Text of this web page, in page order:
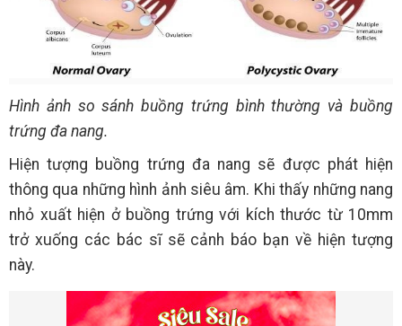
Hình ảnh so sánh buồng trứng bình thường và buồng
trứng đa nang.
Hiện tượng buồng trứng đa nang sẽ được phát hiện
thông qua những hình ảnh siêu âm. Khi thấy những nang
nhỏ xuất hiện ở buồng trứng với kích thước từ 10mm
trở xuống các bác sĩ sẽ cảnh báo bạn về hiện tượng
này.